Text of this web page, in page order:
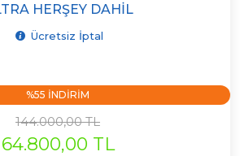
HERŞEY DAHIL
Ücretsiz İptal
%55 INDIRIM
144.000,00 TL
64.800,00 TL